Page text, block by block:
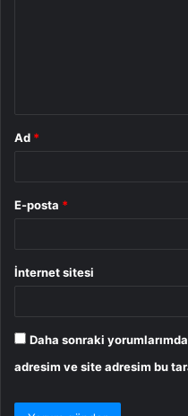
Ad *
E-posta *
İnternet sitesi
Daha sonraki
adresim ve site adresim bu